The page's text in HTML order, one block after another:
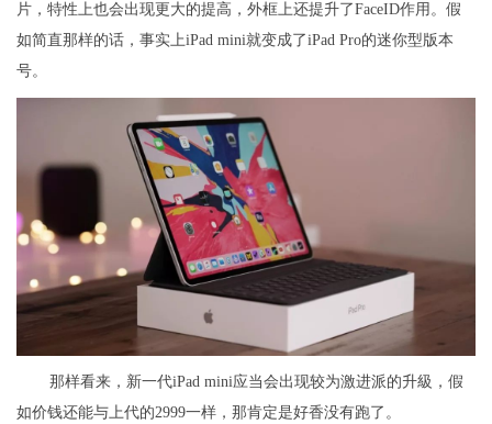
片，特性上也会出现更大的提高，外框上还提升了FaceID作用。假
如简直那样的话，事实上iPad mini就变成了iPad Pro的迷你型版本
号。
那样看来，新一代iPad mini应当会出现较为激进派的升級，假
如价钱还能与上代的2999一样，那肯定是好香没有跑了。